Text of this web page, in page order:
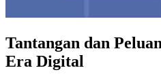
Tantangan dan
Era Digital